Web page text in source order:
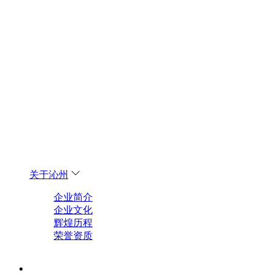
关于沁州
企业简介
企业文化
辉煌历程
荣誉资质